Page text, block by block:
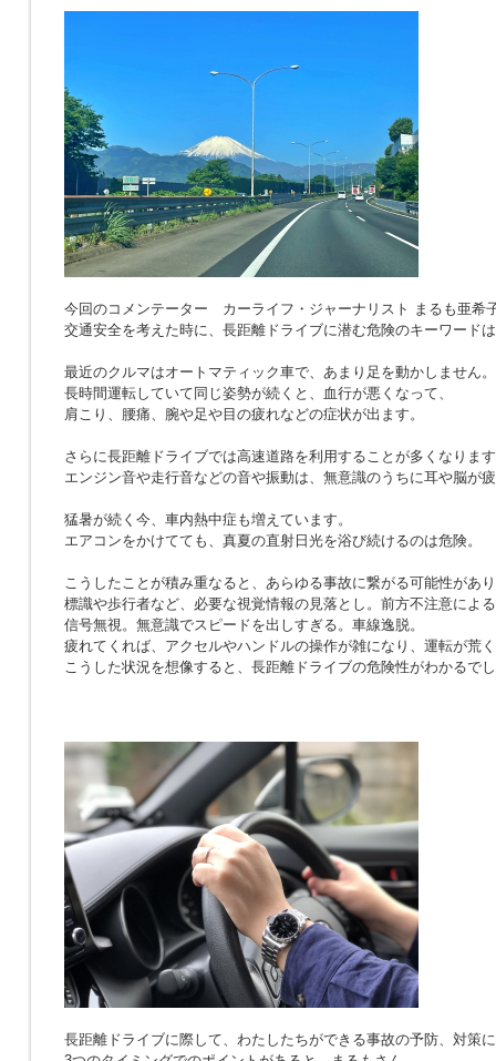
今回のコメンテーター カーライフ・ジャーナリスト まるも亜希
交通安全を考えた時に、長距離ドライブに潜む危険のキーワード
最近のクルマはオートマティック車で、あまり足を動かしません。
長時間運転していて同じ姿勢が続くと、血行が悪くなって、
肩こり、腰痛、腕や足や目の疲れなどの症状が出ます。
さらに長距離ドライブでは高速道路を利用することが多くなりま
エンジン音や走行音などの音や振動は、無意識のうちに耳や脳が
猛暑が続く今、車内熱中症も増えています。
エアコンをかけてても、真夏の直射日光を浴び続けるのは危険。
こうしたことが積み重なると、あらゆる事故に繋がる可能性があ
標識や歩行者など、必要な視覚情報の見落とし。前方不注意によ
信号無視。無意識でスピードを出しすぎる。車線逸脱。
疲れてくれば、アクセルやハンドルの操作が雑になり、運転が荒
こうした状況を想像すると、長距離ドライブの危険性がわかるで
長距離ドライブに際して、わたしたちができる事故の予防、対策